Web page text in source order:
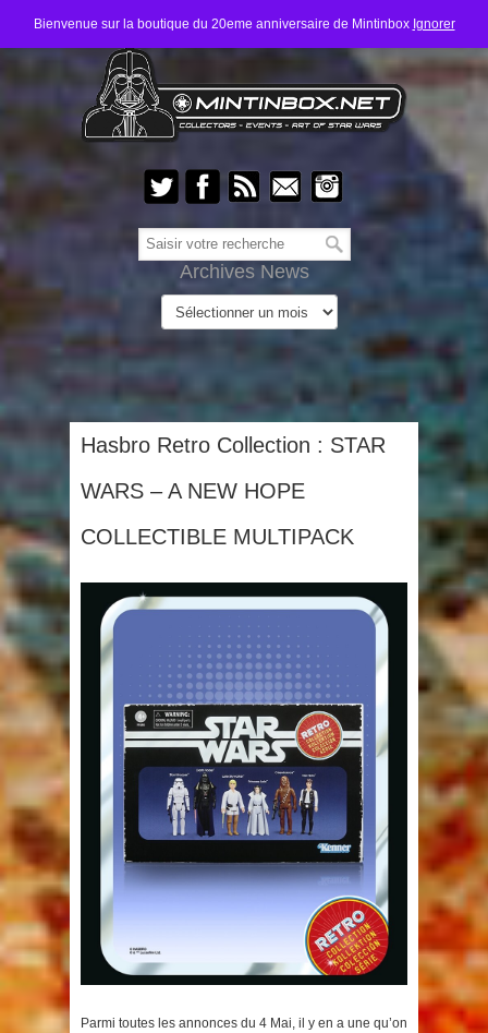
Bienvenue sur la boutique du 20eme anniversaire de Mintinbox Ignorer
Archives News
Hasbro Retro Collection : STAR
WARS – A NEW HOPE
COLLECTIBLE MULTIPACK
Parmi toutes les annonces du 4 Mai, il y en a une qu’on